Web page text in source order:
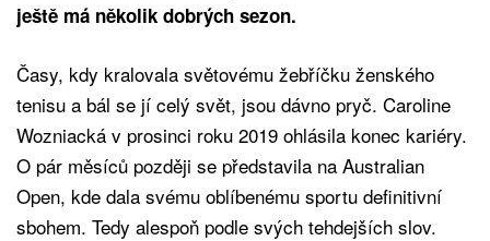
ještě má několik dobrých sezon.
Časy, kdy kralovala světovému žebříčku ženského
tenisu a bál se jí celý svět, jsou dávno pryč. Caroline
Wozniacká v prosinci roku 2019 ohlásila konec kariéry.
O pár měsíců později se představila na Australian
Open, kde dala svému oblíbenému sportu definitivní
sbohem. Tedy alespoň podle svých tehdejších slov.